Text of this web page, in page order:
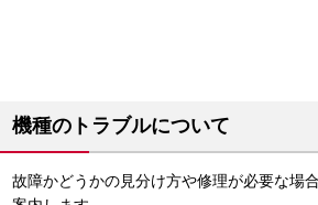
機種のトラブルについて
故障かどうかの見分け方や修理が必要な場